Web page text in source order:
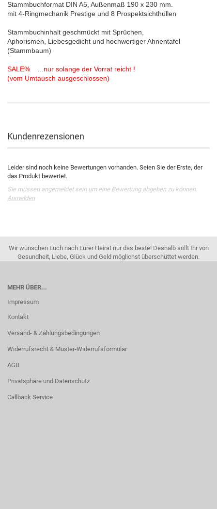
Stammbuchformat DIN A5, Außenmaß 190 x 230 mm.
mit 4-Ringmechanik Prestige und 8 Prospektsichthüllen
Stammbuchinhalt geschmückt mit Sprüchen,
Aphorismen, Liebesgedicht und hochwertiger Ahnentafel
(Stammbaum)
SALE% ...nur solange der Vorrat reicht !
(vom Umtausch ausgeschlossen)
Kundenrezensionen
Leider sind noch keine Bewertungen vorhanden. Seien Sie der Erste, der
das Produkt bewertet.
Sie müssen angemeldet sein um eine Bewertung abgeben zu können.
Anmelden
Wir wünschen Euch nach Eurer Heirat nur das beste! Deshalb sollt Ihr von
Gesundheit, Liebe, Glück und Geld möglichst überschüttet werden.
MEHR ÜBER...
Impressum
Kontakt
Versand- & Zahlungsbedingungen
Widerrufsrecht & Muster-Widerrufsformular
AGB
Privatsphäre und Datenschutz
Callback Service